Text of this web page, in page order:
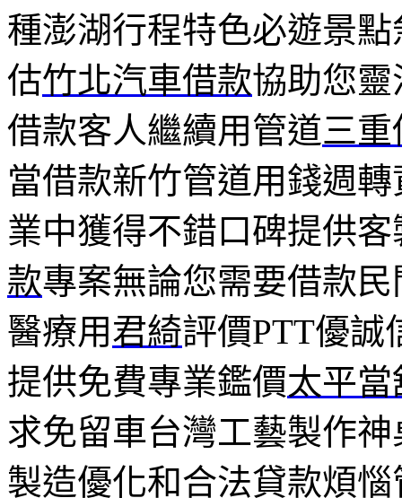
種澎湖行程特色必遊景
估竹北汽車借款協助您
借款客人繼續用管道三重
當借款新竹管道用錢週
業中獲得不錯口碑提供
款專案無論您需要借款
醫療用君綺評價PTT優誠
提供免費專業鑑價太平當
求免留車台灣工藝製作神
製造優化和合法貸款煩